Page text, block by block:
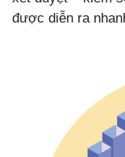
được diễn ra